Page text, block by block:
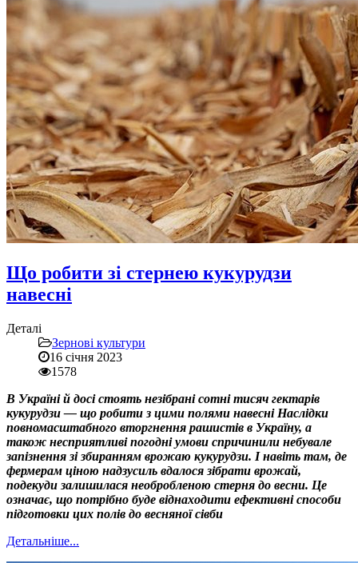
Що робити зі стернею кукурудзи
навесні
Деталі
Зернові культури
16 січня 2023
1578
В Україні й досі стоять незібрані сотні тисяч гектарів
кукурудзи — що робити з цими полями навесні Наслідки
повномасштабного вторгнення рашистів в Україну, а
також несприятливі погодні умови спричинили небувале
запізнення зі збиранням врожаю кукурудзи. І навіть там, де
фермерам ціною надзусиль вдалося зібрати врожай,
подекуди залишилася необробленою стерня до весни. Це
означає, що потрібно буде віднаходити ефективні способи
підготовки цих полів до весняної сівби
Детальніше...